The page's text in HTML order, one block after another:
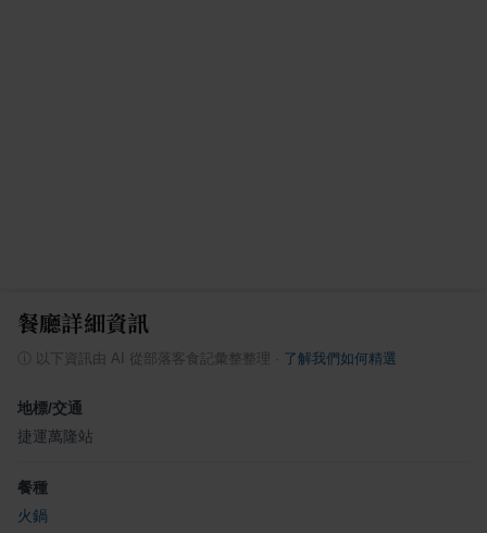
餐廳詳細資訊
以下資訊由 AI 從部落客食記彙整整理 了解我們如何精選
地標/交通
捷運萬隆站
餐種
火鍋